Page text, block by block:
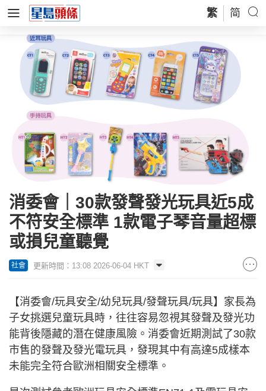
繁 简
消委會｜30款發聲發光玩具近5成
不符安全標準 1款電子琴音量超標
或損兒童聽覺
社會 更新時間：13:08 2026-06-04 HKT
【消委會/玩具安全/幼兒玩具/發聲玩具/玩具】家長為
子女挑選兒童玩具時，往往容易忽視其發聲及發光功
能背後隱藏的潛在健康風險。消委會近期測試了30款
市售的發聲及發光電玩具，發現其中有高達5成樣本
未能完全符合歐洲相關安全標準。